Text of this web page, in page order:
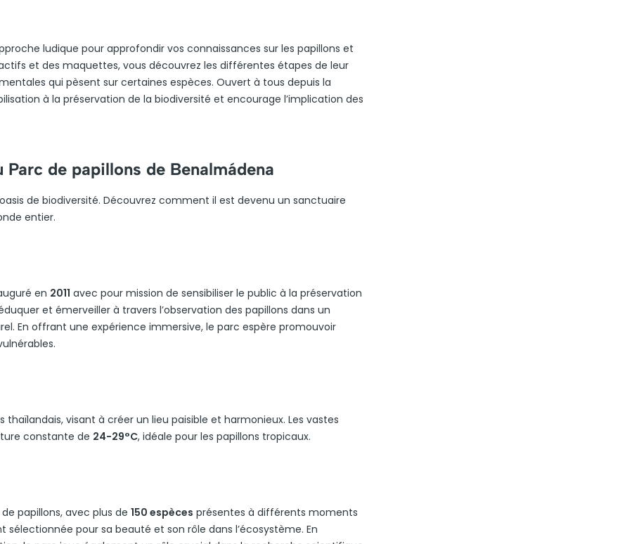
ludique pour approfondir vos connaissances sur les papillons et
et des maquettes, vous découvrez les différentes étapes de leur
qui pèsent sur certaines espèces. Ouvert à tous depuis la
à la préservation de la biodiversité et encourage l’implication des
de papillons de Benalmádena
de biodiversité. Découvrez comment il est devenu un sanctuaire
entier.
en 2011 avec pour mission de sensibiliser le public à la préservation
et émerveiller à travers l’observation des papillons dans un
En offrant une expérience immersive, le parc espère promouvoir
visant à créer un lieu paisible et harmonieux. Les vastes
constante de 24-29°C, idéale pour les papillons tropicaux.
papillons, avec plus de 150 espèces présentes à différents moments
sélectionnée pour sa beauté et son rôle dans l’écosystème. En